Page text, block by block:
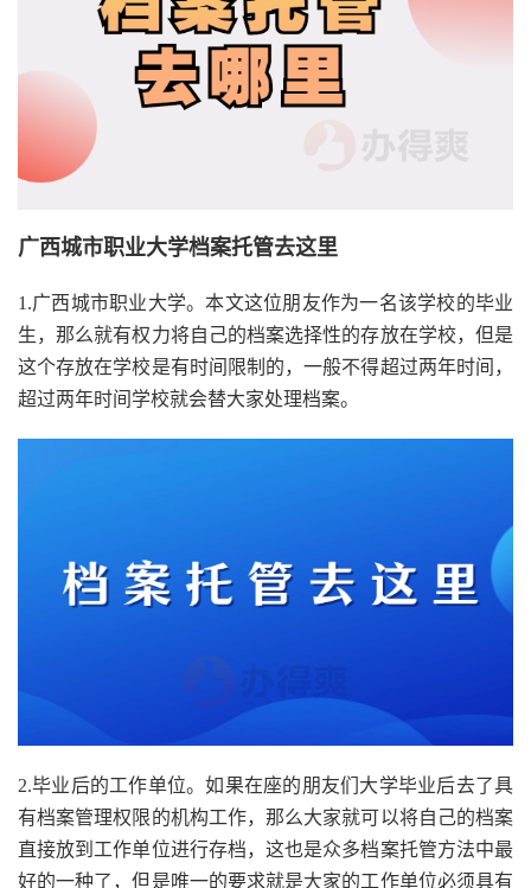
广西城市职业大学档案托管去这里
1.广西城市职业大学。本文这位朋友作为一名该学校的毕业
生，那么就有权力将自己的档案选择性的存放在学校，但是
这个存放在学校是有时间限制的，一般不得超过两年时间，
超过两年时间学校就会替大家处理档案。
2.毕业后的工作单位。如果在座的朋友们大学毕业后去了具
有档案管理权限的机构工作，那么大家就可以将自己的档案
直接放到工作单位进行存档，这也是众多档案托管方法中最
好的一种了，但是唯一的要求就是大家的工作单位必须具有